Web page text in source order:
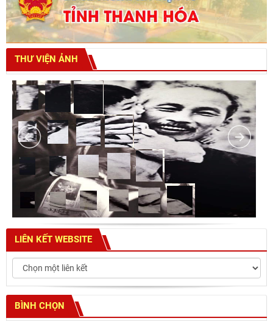
THƯ VIỆN ẢNH
LIÊN KẾT WEBSITE
BÌNH CHỌN